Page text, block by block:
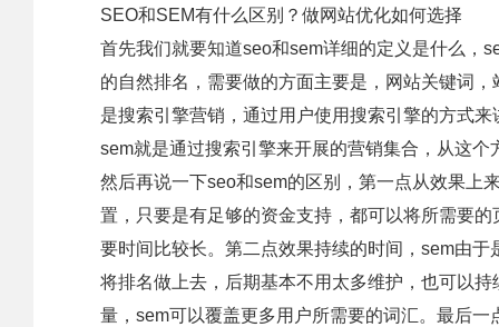
SEO和SEM有什么区别？做网站优化如何选择
首先我们就要知道seo和sem详细的定义是什么，
的自然排名，需要做的方面主要是，网站关键词
是搜索引擎营销，通过用户使用搜索引擎的方式
sem就是通过搜索引擎来开展的营销集合，从这
然后再说一下seo和sem的区别，第一点从效果上
置，只要是有足够的资金支持，都可以将所需要
要时间比较长。第二点效果持续的时间，sem由
将排名做上去，后期基本不用太多维护，也可以
量，sem可以覆盖更多用户所需要的词汇。最后